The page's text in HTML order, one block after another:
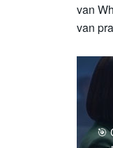
van
van
🎯